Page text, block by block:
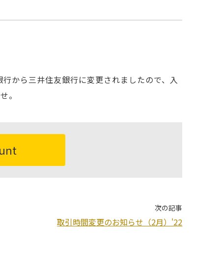
から三井住友銀行に変更されましたので、入
。
次の記事
取引時間変更のお知らせ（2月）'22